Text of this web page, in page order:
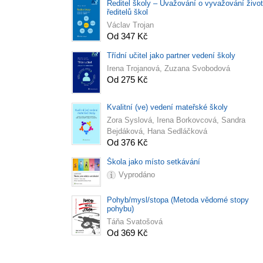
Ředitel školy – Uvažování o vyvažování
ředitelů škol
Václav Trojan
Od 347 Kč
Třídní učitel jako partner vedení školy
Irena Trojanová, Zuzana Svobodová
Od 275 Kč
Kvalitní (ve) vedení mateřské školy
Zora Syslová, Irena Borkovcová, Sandra
Bejdáková, Hana Sedláčková
Od 376 Kč
Škola jako místo setkávání
Vyprodáno
Pohyb/mysl/stopa (Metoda vědomé stopy
pohybu)
Táňa Svatošová
Od 369 Kč